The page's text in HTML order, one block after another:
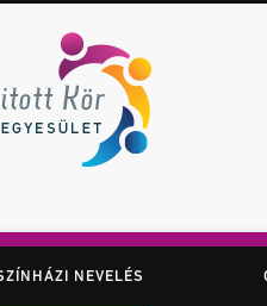
Felfedezés.
Vimeo
NEVELÉS